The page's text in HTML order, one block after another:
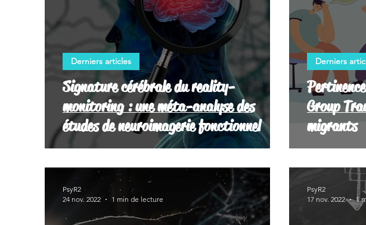
Signature cérébrale du reality-
monitoring : une méta-analyse des
études de neuroimagerie fonctionnel
Derniers articles
Group
migrants
Derniers
PsyR2
24 nov. 2022
1 min de lecture
PsyR2
17 nov. 2022
1